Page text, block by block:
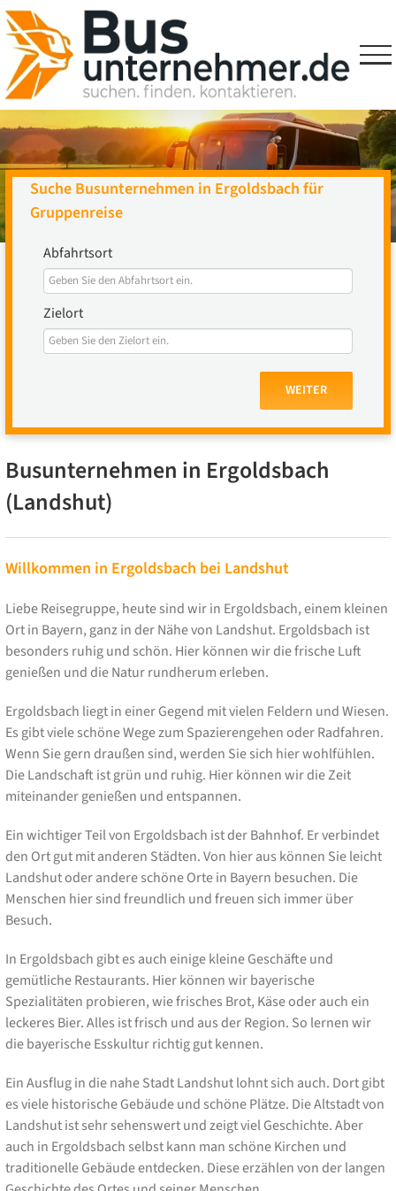
Skip
to
content
Suche Busunternehmen in Ergoldsbach für
Gruppenreise
Abfahrtsort
Zielort
WEITER
Busunternehmen in Ergoldsbach
(Landshut)
Willkommen in Ergoldsbach bei Landshut
Liebe Reisegruppe, heute sind wir in Ergoldsbach, einem kleinen
Ort in Bayern, ganz in der Nähe von Landshut. Ergoldsbach ist
besonders ruhig und schön. Hier können wir die frische Luft
genießen und die Natur rundherum erleben.
Ergoldsbach liegt in einer Gegend mit vielen Feldern und Wiesen.
Es gibt viele schöne Wege zum Spazierengehen oder Radfahren.
Wenn Sie gern draußen sind, werden Sie sich hier wohlfühlen.
Die Landschaft ist grün und ruhig. Hier können wir die Zeit
miteinander genießen und entspannen.
Ein wichtiger Teil von Ergoldsbach ist der Bahnhof. Er verbindet
den Ort gut mit anderen Städten. Von hier aus können Sie leicht
Landshut oder andere schöne Orte in Bayern besuchen. Die
Menschen hier sind freundlich und freuen sich immer über
Besuch.
In Ergoldsbach gibt es auch einige kleine Geschäfte und
gemütliche Restaurants. Hier können wir bayerische
Spezialitäten probieren, wie frisches Brot, Käse oder auch ein
leckeres Bier. Alles ist frisch und aus der Region. So lernen wir
die bayerische Esskultur richtig gut kennen.
Ein Ausflug in die nahe Stadt Landshut lohnt sich auch. Dort gibt
es viele historische Gebäude und schöne Plätze. Die Altstadt von
Landshut ist sehr sehenswert und zeigt viel Geschichte. Aber
auch in Ergoldsbach selbst kann man schöne Kirchen und
traditionelle Gebäude entdecken. Diese erzählen von der langen